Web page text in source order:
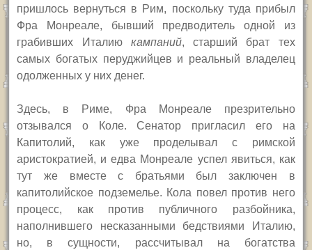
пришлось вернуться в Рим, поскольку туда прибыл
Фра Монреале, бывший предводитель одной из
грабивших Италию кампаний, старший брат тех
самых богатых перуджийцев и реальный владелец
одолженных у них денег.
Здесь, в Риме, Фра Монреале презрительно
отзывался о Коле. Сенатор пригласил его на
Капитолий, как уже проделывал с римской
аристократией, и едва Монреале успел явиться, как
тут же вместе с братьями был заключен в
капитолийское подземелье. Кола повел против него
процесс, как против публичного разбойника,
наполнившего несказанными бедствиями Италию,
но, в сущности, рассчитывал на богатства